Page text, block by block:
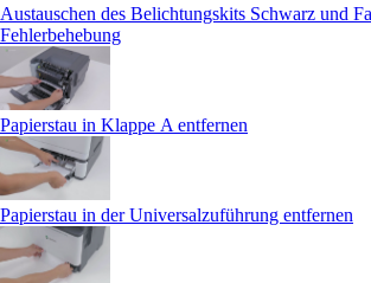
Austauschen des Belichtungskits Schwarz und
Fehlerbehebung
Papierstau in Klappe A entfernen
Papierstau in der Universalzuführung entfernen